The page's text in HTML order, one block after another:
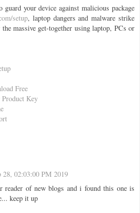
guard your device against malicious package
setup, laptop dangers and malware strike
massive get-together using laptop, PCs or
Free
Key
28, 02:03:00 PM 2019
reader of new blogs and i found this one is
keep it up